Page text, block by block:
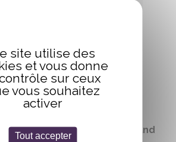
28 au dimanche 31 sur le stand
site utilise des
et vous donne
sur ceux
vous souhaitez
activer
Tout accepter